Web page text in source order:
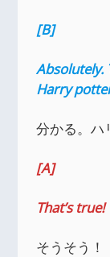
[B]
Absolutely.
Harry
分かる。ハ
[A]
That’s true!
そうそう！